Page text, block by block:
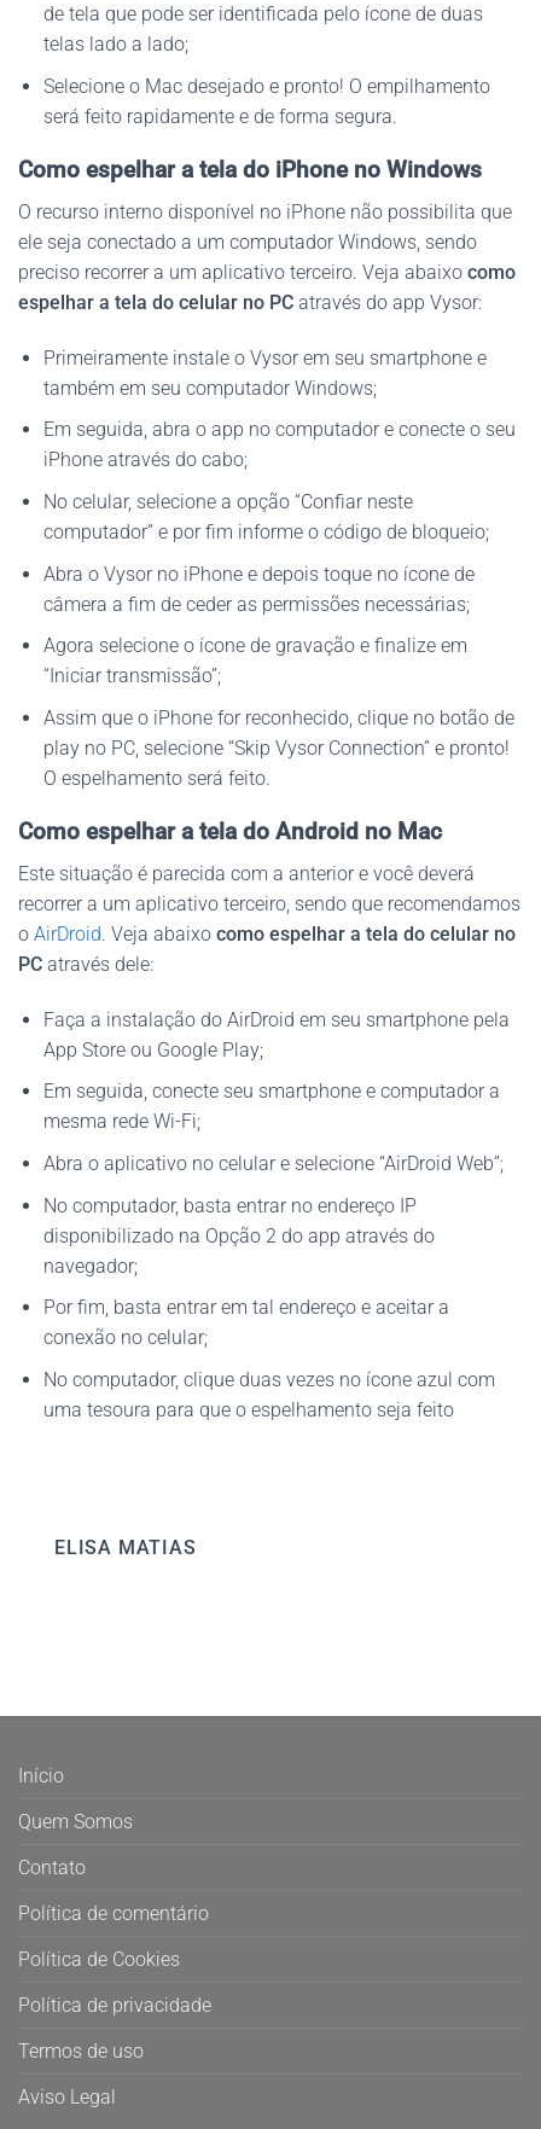
de tela que pode ser identificada pelo ícone de duas
telas lado a lado;
Selecione o Mac desejado e pronto! O empilhamento
será feito rapidamente e de forma segura.
Como espelhar a tela do iPhone no Windows
O recurso interno disponível no iPhone não possibilita que
ele seja conectado a um computador Windows, sendo
preciso recorrer a um aplicativo terceiro. Veja abaixo como
espelhar a tela do celular no PC através do app Vysor:
Primeiramente instale o Vysor em seu smartphone e
também em seu computador Windows;
Em seguida, abra o app no computador e conecte o seu
iPhone através do cabo;
No celular, selecione a opção “Confiar neste
computador” e por fim informe o código de bloqueio;
Abra o Vysor no iPhone e depois toque no ícone de
câmera a fim de ceder as permissões necessárias;
Agora selecione o ícone de gravação e finalize em
“Iniciar transmissão”;
Assim que o iPhone for reconhecido, clique no botão de
play no PC, selecione “Skip Vysor Connection” e pronto!
O espelhamento será feito.
Como espelhar a tela do Android no Mac
Este situação é parecida com a anterior e você deverá
recorrer a um aplicativo terceiro, sendo que recomendamos
o AirDroid. Veja abaixo como espelhar a tela do celular no
PC através dele:
Faça a instalação do AirDroid em seu smartphone pela
App Store ou Google Play;
Em seguida, conecte seu smartphone e computador a
mesma rede Wi-Fi;
Abra o aplicativo no celular e selecione “AirDroid Web”;
No computador, basta entrar no endereço IP
disponibilizado na Opção 2 do app através do
navegador;
Por fim, basta entrar em tal endereço e aceitar a
conexão no celular;
No computador, clique duas vezes no ícone azul com
uma tesoura para que o espelhamento seja feito
ELISA MATIAS
Início
Quem Somos
Contato
Política de comentário
Política de Cookies
Política de privacidade
Termos de uso
Aviso Legal